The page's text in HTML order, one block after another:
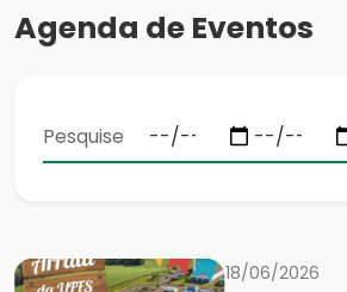
Agenda de Eventos
18/06/2026